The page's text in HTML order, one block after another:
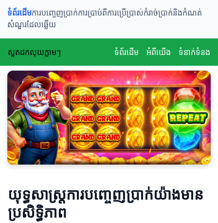
ទំព័រដើមការបញ្ចេញប្រាក់ការប្រាប់ពីការប្រើប្រាស់កំរាច់ប្រាក់និងកំណត់
សំណួរដែលឆ្លើយ
ស្លតដកលុយភ្លាមៗ ទំព័រដើម អំពីយើង ទំនាក់ទំនង
យុទ្ធសាស្ត្រការបញ្ចេញប្រាក់យ៉ាងមាន
ប្រសិទ្ធិភាព